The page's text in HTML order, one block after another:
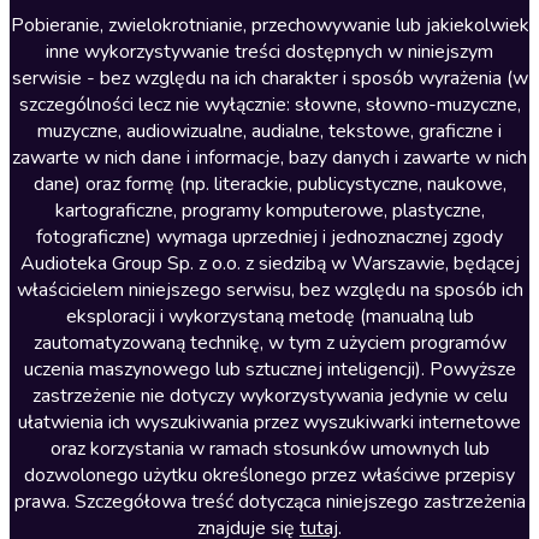
Literatura anglojęzyczna
Literatura faktu
Literatura obyczajowa
Literatura piękna obca
Literatura piękna polska
Nagrania relaksacyjne
Nauka języków
Nauki humanistyczne
Podcasty i audycje
Polityka
Prasa
Religia
Romans
Pobieranie, zwielokrotnianie, przechowywanie lub jakiekolwiek
inne wykorzystywanie treści dostępnych w niniejszym
serwisie - bez względu na ich charakter i sposób wyrażenia (w
szczególności lecz nie wyłącznie: słowne, słowno-muzyczne,
muzyczne, audiowizualne, audialne, tekstowe, graficzne i
zawarte w nich dane i informacje, bazy danych i zawarte w nich
dane) oraz formę (np. literackie, publicystyczne, naukowe,
kartograficzne, programy komputerowe, plastyczne,
fotograficzne) wymaga uprzedniej i jednoznacznej zgody
Audioteka Group Sp. z o.o. z siedzibą w Warszawie, będącej
właścicielem niniejszego serwisu, bez względu na sposób ich
eksploracji i wykorzystaną metodę (manualną lub
zautomatyzowaną technikę, w tym z użyciem programów
uczenia maszynowego lub sztucznej inteligencji). Powyższe
zastrzeżenie nie dotyczy wykorzystywania jedynie w celu
ułatwienia ich wyszukiwania przez wyszukiwarki internetowe
oraz korzystania w ramach stosunków umownych lub
dozwolonego użytku określonego przez właściwe przepisy
prawa. Szczegółowa treść dotycząca niniejszego zastrzeżenia
znajduje się tutaj.